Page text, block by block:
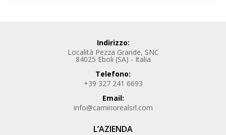
Indirizzo:
Località Pezza Grande, SNC
84025 Eboli (SA) - Italia
Telefono:
+39 327 241 6693
Email:
info@caminorealsrl.com
L’AZIENDA